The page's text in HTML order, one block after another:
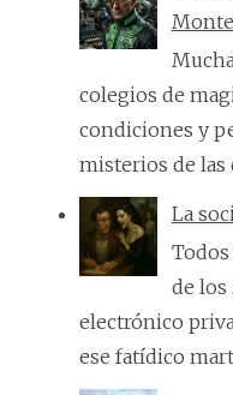
colegios de
condiciones y
misterios de las
La
Todos
de los
electrónico
ese fatídico